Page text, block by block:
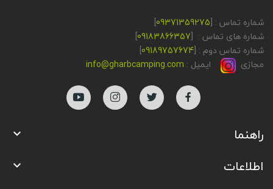
شماره تماس : [09371359275
]
شماره های تماس : [09183866357
]
شماره تماس دوم : [09189757674
]
مجازی
ایمیل : info@gharbcamping.com
راهنما 
اطلاعات 